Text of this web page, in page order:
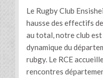
Le Rugby Club
hausse des effectifs
au total, notre club
dynamique du
rubgy. Le RCE
rencontres